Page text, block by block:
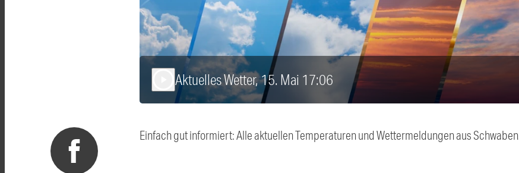
Aktuelles Wetter, 15. Mai 17:06
Einfach gut informiert: Alle aktuellen Temperaturen und Wettermeldungen aus Schwaben.